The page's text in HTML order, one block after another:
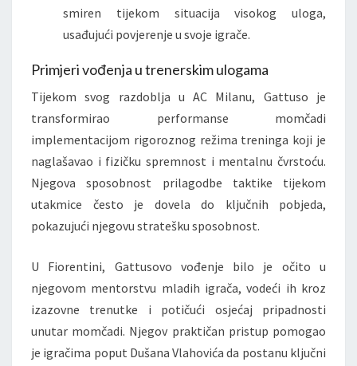
smiren tijekom situacija visokog uloga,
usađujući povjerenje u svoje igrače.
Primjeri vođenja u trenerskim ulogama
Tijekom svog razdoblja u AC Milanu, Gattuso je
transformirao performanse momčadi
implementacijom rigoroznog režima treninga koji je
naglašavao i fizičku spremnost i mentalnu čvrstoću.
Njegova sposobnost prilagodbe taktike tijekom
utakmice često je dovela do ključnih pobjeda,
pokazujući njegovu stratešku sposobnost.
U Fiorentini, Gattusovo vođenje bilo je očito u
njegovom mentorstvu mladih igrača, vodeći ih kroz
izazovne trenutke i potičući osjećaj pripadnosti
unutar momčadi. Njegov praktičan pristup pomogao
je igračima poput Dušana Vlahovića da postanu ključni